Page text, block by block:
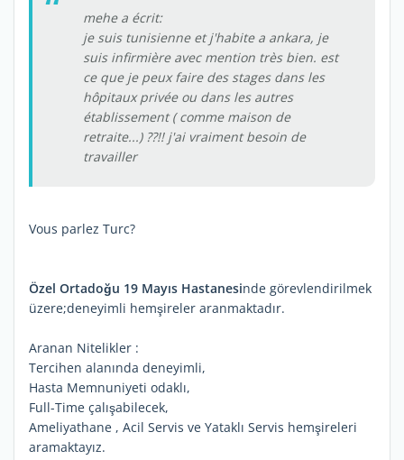
mehe a écrit:
je suis tunisienne et j'habite a ankara, je
suis infirmière avec mention très bien. est
ce que je peux faire des stages dans les
hôpitaux privée ou dans les autres
établissement ( comme maison de
retraite...) ??!! j'ai vraiment besoin de
travailler
Vous parlez Turc?
Özel Ortadoğu 19 Mayıs Hastanesinde görevlendirilmek
üzere;deneyimli hemşireler aranmaktadır.
Aranan Nitelikler :
Tercihen alanında deneyimli,
Hasta Memnuniyeti odaklı,
Full-Time çalışabilecek,
Ameliyathane , Acil Servis ve Yataklı Servis hemşireleri
aramaktayız.